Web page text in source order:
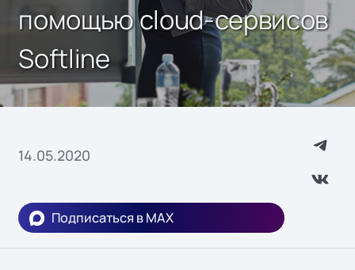
помощью cloud-сервисов
Softline
14.05.2020
Подписаться в MAX